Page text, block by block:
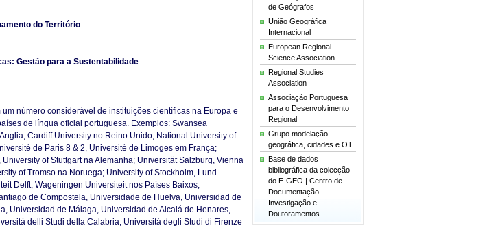
do Território
Gestão para a Sustentabilidade
número considerável de instituições científicas na Europa e
de língua oficial portuguesa. Exemplos: Swansea
Cardiff University no Reino Unido; National University of
de Paris 8 & 2, Université de Limoges em França;
of Stuttgart na Alemanha; Universität Salzburg, Vienna
of Tromso na Noruega; University of Stockholm, Lund
Delft, Wageningen Universiteit nos Países Baixos;
de Compostela, Universidade de Huelva, Universidad de
Universidad de Málaga, Universidad de Alcalá de Henares,
delli Studi della Calabria, Universitá degli Studi di Firenze
de Geógrafos
União Geográfica
Internacional
European Regional
Science Association
Regional Studies
Association
Associação Portuguesa
para o Desenvolvimento
Regional
Grupo modelação
geográfica, cidades e OT
Base de dados
bibliográfica da colecção
do E-GEO | Centro de
Documentação
Investigação e
Doutoramentos